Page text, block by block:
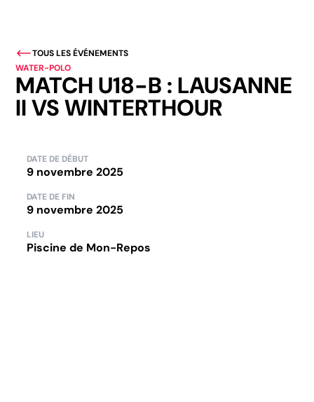
TOUS LES ÉVÉNEMENTS
WATER-POLO
MATCH U18-B : LAUSANNE
II VS WINTERTHOUR
DATE DE DÉBUT
9 novembre 2025
DATE DE FIN
9 novembre 2025
LIEU
Piscine de Mon-Repos